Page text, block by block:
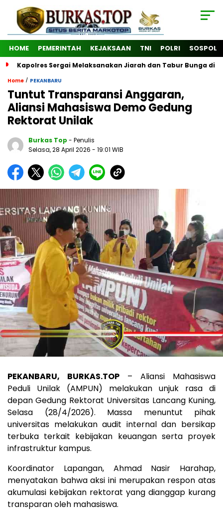
HOME PEMERINTAH KEJAKSAAN TNI POLRI SOSPOL
Kapolres Sergai Melaksanakan Jiarah dan Tabur Bunga di
Home / PEKANBARU
Tuntut Transparansi Anggaran,
Aliansi Mahasiswa Demo Gedung
Rektorat Unilak
Burkas Top - Penulis
Selasa, 28 April 2026 - 19:01 WIB
PEKANBARU, BURKAS.TOP – Aliansi Mahasiswa
Peduli Unilak (AMPUN) melakukan unjuk rasa di
depan Gedung Rektorat Universitas Lancang Kuning,
Selasa (28/4/2026). Massa menuntut pihak
universitas melakukan audit internal dan bersikap
terbuka terkait kebijakan keuangan serta proyek
infrastruktur kampus.
Koordinator Lapangan, Ahmad Nasir Harahap,
menyatakan bahwa aksi ini merupakan respon atas
akumulasi kebijakan rektorat yang dianggap kurang
transparan oleh mahasiswa.